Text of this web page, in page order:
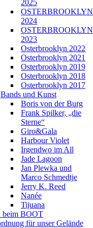
2025
OSTERBROOKLYN
2024
OSTERBROOKLYN
2023
Osterbrooklyn 2022
Osterbrooklyn 2021
Osterbrooklyn 2019
Osterbrooklyn 2018
Osterbrooklyn 2017
Bands und Kunst
Boris von der Burg
Frank Spilker, „die
Sterne“
Giro&Gala
Harbour Violet
Irgendwo im All
Jade Lagoon
Jan Plewka und
Marco Schmedtje
Jerry K. Reed
Nanée
Tijuana
beim BOOT
für unser Gelände